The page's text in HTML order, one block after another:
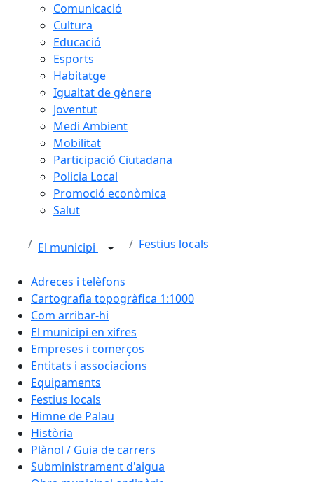
Comunicació
Cultura
Educació
Esports
Habitatge
Igualtat de gènere
Joventut
Medi Ambient
Mobilitat
Participació Ciutadana
Policia Local
Promoció econòmica
Salut
El municipi Festius locals
Adreces i telèfons
Cartografia topogràfica 1:1000
Com arribar-hi
El municipi en xifres
Empreses i comerços
Entitats i associacions
Equipaments
Festius locals
Himne de Palau
Història
Plànol / Guia de carrers
Subministrament d'aigua